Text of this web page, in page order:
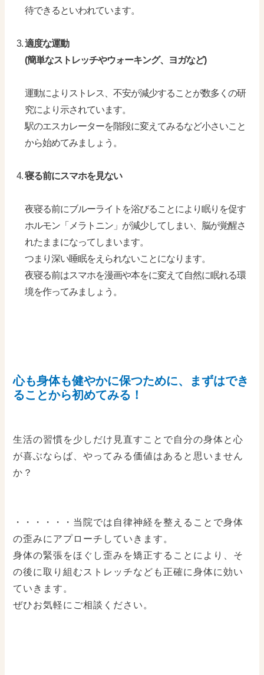
待できるといわれています。
適度な運動
(簡単なストレッチやウォーキング、ヨガなど)
運動によりストレス、不安が減少することが数多くの研
究により示されています。
駅のエスカレーターを階段に変えてみるなど小さいこと
から始めてみましょう。
寝る前にスマホを見ない
夜寝る前にブルーライトを浴びることにより眠りを促す
ホルモン「メラトニン」が減少してしまい、脳が覚醒さ
れたままになってしまいます。
つまり深い睡眠をえられないことになります。
夜寝る前はスマホを漫画や本をに変えて自然に眠れる環
境を作ってみましょう。
心も身体も健やかに保つために、まずはでき
ることから初めてみる！
生活の習慣を少しだけ見直すことで自分の身体と心
が喜ぶならば、やってみる価値はあると思いません
か？
・・・・・・当院では自律神経を整えることで身体
の歪みにアプローチしていきます。
身体の緊張をほぐし歪みを矯正することにより、そ
の後に取り組むストレッチなども正確に身体に効い
ていきます。
ぜひお気軽にご相談ください。